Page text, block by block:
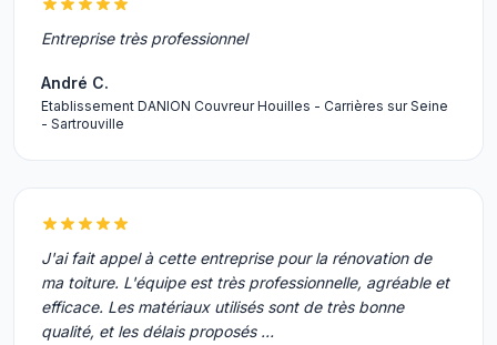
Entreprise très professionnel
André C.
Etablissement DANION Couvreur Houilles - Carrières sur Seine
- Sartrouville
J'ai fait appel à cette entreprise pour la rénovation de
ma toiture. L'équipe est très professionnelle, agréable et
efficace. Les matériaux utilisés sont de très bonne
qualité, et les délais proposés …